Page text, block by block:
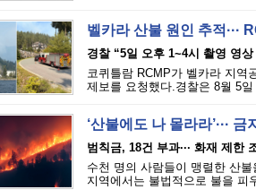
벨카라 산불 원인 추적···
경찰 “5일 오후 1~4시 촬영 영상
코퀴틀람 RCMP가 벨카라 지역
제보를 요청했다.경찰은 8월 5
‘산불에도 나 몰라라’···
범칙금, 18건 부과··· 화재 제한
수천 명의 사람들이 맹렬한 산
지역에서는 불법적으로 불을 피